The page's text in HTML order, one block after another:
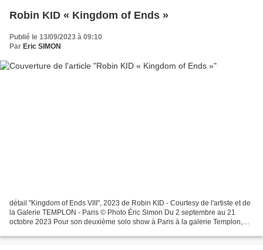
Robin KID « Kingdom of Ends »
Publié le 13/09/2023 à 09:10
Par Eric SIMON
détail "Kingdom of Ends VIII", 2023 de Robin KID - Courtesy de l'artiste et de
la Galerie TEMPLON - Paris © Photo Éric Simon Du 2 septembre au 21
octobre 2023 Pour son deuxième solo show à Paris à la galerie Templon,